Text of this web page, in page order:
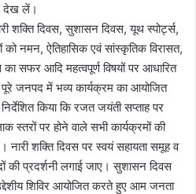
देख लें।
शक्ति दिवस, सुशासन दिवस, यूथ स्पोर्ट्स,
को नमन, ऐतिहासिक एवं सांस्कृतिक विरासत,
का सफर आदि महत्वपूर्ण विषयों पर आधारित
जनपद में भव्य कार्यक्रम का आयोजित
किया कि रजत जयंती सप्ताह पर
स्तरों पर होने वाले सभी कार्यक्रमों की
नारी शक्ति दिवस पर स्वयं सहायता समूह व
की प्रदर्शनी लगाई जाए। सुशासन दिवस
शिविर आयोजित करते हुए आम जनता